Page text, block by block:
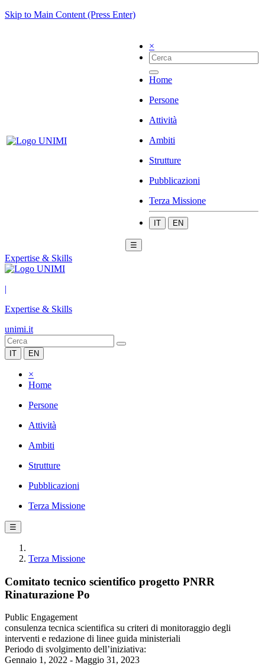
Skip to Main Content (Press Enter)
×
Home
Persone
Attività
Ambiti
Strutture
Pubblicazioni
Terza Missione
IT EN
☰
Expertise & Skills
|
Expertise & Skills
unimi.it
IT EN
×
Home
Persone
Attività
Ambiti
Strutture
Pubblicazioni
Terza Missione
☰
Terza Missione
Comitato tecnico scientifico progetto PNRR
Rinaturazione Po
Public Engagement
consulenza tecnica scientifica su criteri di monitoraggio degli
interventi e redazione di linee guida ministeriali
Periodo di svolgimento dell’iniziativa:
Gennaio 1, 2022 - Maggio 31, 2023